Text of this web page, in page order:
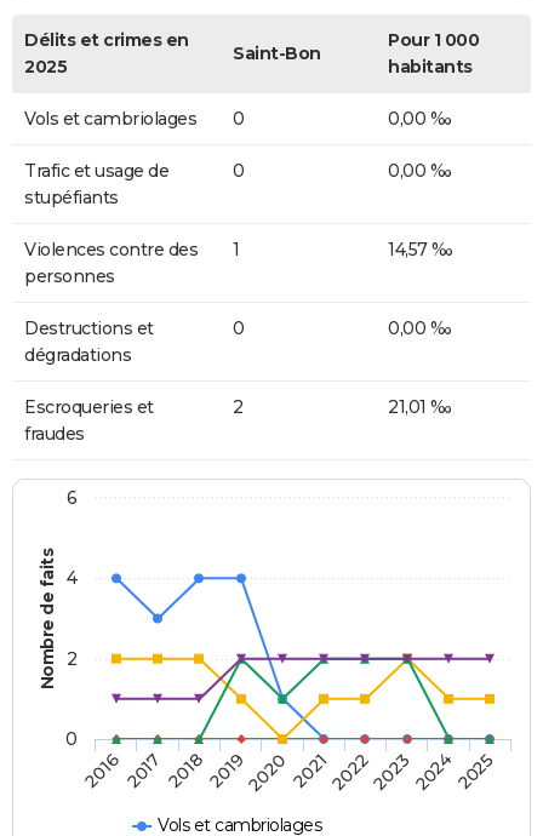
Délits et crimes en
2025
Saint-Bon
Pour 1 000
habitants
Vols et cambriolages 0 0,00 ‰
Trafic et usage de
stupéfiants
0 0,00 ‰
Violences contre des
personnes
1 14,57 ‰
Destructions et
dégradations
0 0,00 ‰
Escroqueries et
fraudes
2 21,01 ‰
Nombre de faits
Vols et cambriolages
20162017 20182019202020212022202320242025
0
2
4
6